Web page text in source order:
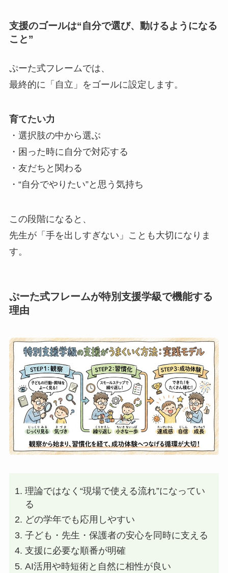
支援のゴールは“自分で選び、動けるようになる
こと”
ぷーた式フレームでは、
最終的に「自立」をゴールに設定します。
育てたい力
・選択肢の中から選ぶ
・困った時に自分で対応する
・友だちと関わる
・“自分でやりたい”と思う気持ち
この段階になると、
先生が「手を出しすぎない」ことも大切になりま
す。
ぷーた式フレームが特別支援学級で機能する
理由
理論ではなく“現場で使える流れ”になってい
る
どの学年でも応用しやすい
子ども・先生・保護者の安心を同時に支える
支援に必要な順番が明確
AI活用や時短術と自然に相性が良い